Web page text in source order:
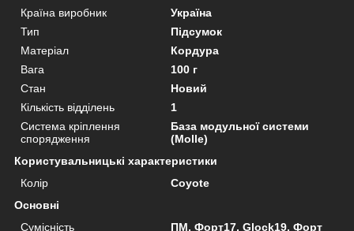
Країна виробник
Україна
Тип
Підсумок
Матеріал
Кордура
Вага
100 г
Стан
Новий
Кількість відділень
1
Система кріплення
спорядження
База модульної системи
(Molle)
Користувальницькі характеристики
Колір
Coyote
Основні
Сумісність
ПМ, Форт17, Glock19, Форт